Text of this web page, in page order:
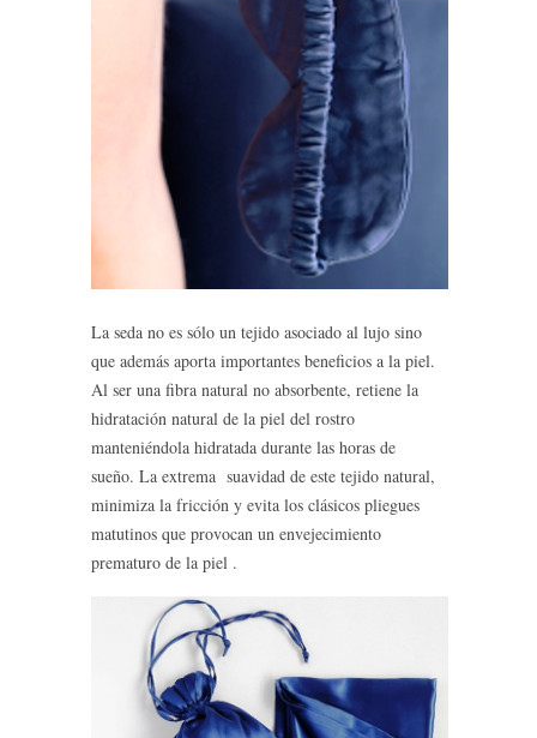
La seda no es sólo un tejido asociado al lujo sino
que además aporta importantes beneficios a la piel.
Al ser una fibra natural no absorbente, retiene la
hidratación natural de la piel del rostro
manteniéndola hidratada durante las horas de
sueño. La extrema suavidad de este tejido natural,
minimiza la fricción y evita los clásicos pliegues
matutinos que provocan un envejecimiento
prematuro de la piel .